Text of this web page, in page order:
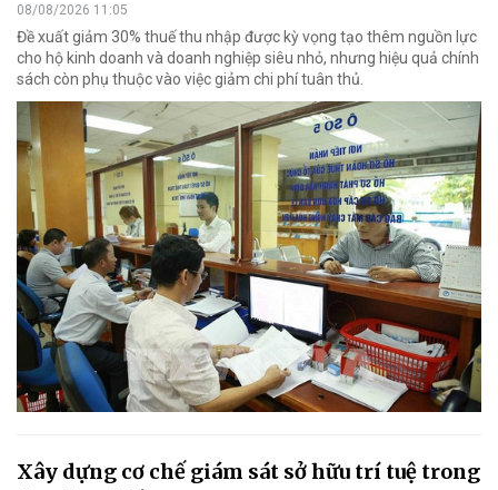
08/08/2026 11:05
Đề xuất giảm 30% thuế thu nhập được kỳ vọng tạo thêm nguồn lực
cho hộ kinh doanh và doanh nghiệp siêu nhỏ, nhưng hiệu quả chính
sách còn phụ thuộc vào việc giảm chi phí tuân thủ.
Xây dựng cơ chế giám sát sở hữu trí tuệ trong